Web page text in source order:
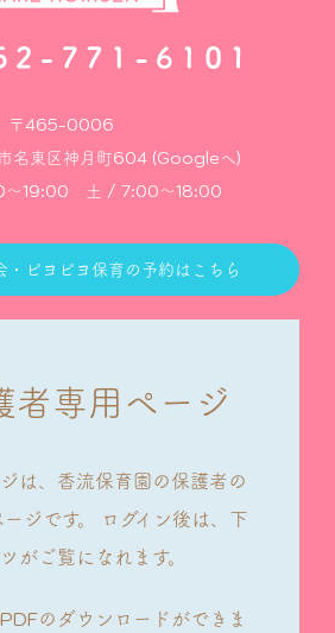
〒465-0006
名東区神月町604 (Googleへ)
～19:00 土 / 7:00～18:00
・ピヨピヨ保育の予約はこちら
者専用ページ
は、香流保育園の保護者の
ジです。
ログイン後は、下
がご覧になれます。
のダウンロードができま